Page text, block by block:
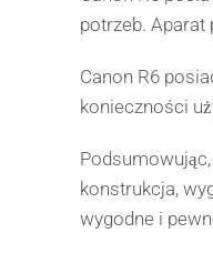
potrzeb. Aparat
Canon R6
konieczności
konstrukcja,
wygodne i